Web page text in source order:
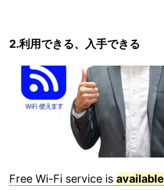
2.利用できる、入手できる
Free Wi-Fi service is available